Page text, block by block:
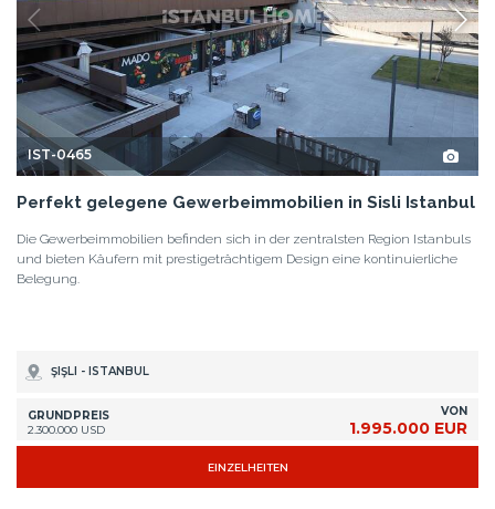
IST-0465
Perfekt gelegene Gewerbeimmobilien in Sisli Istanbul
Die Gewerbeimmobilien befinden sich in der zentralsten Region Istanbuls
und bieten Käufern mit prestigeträchtigem Design eine kontinuierliche
Belegung.
ŞIŞLI - ISTANBUL
GRUNDPREIS
2.300.000 USD
VON
1.995.000 EUR
EINZELHEITEN